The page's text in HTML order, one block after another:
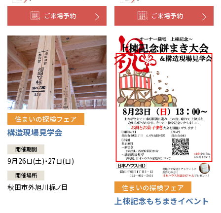
ご来場予約 ご来場予約
住まいの探検フェア
構造現場見学会
開催期間
9月26日(土)・27日(日)
開催場所
秋田市外旭川梶ノ目 住まいの探検フェア
上棟記念もちまきイベント